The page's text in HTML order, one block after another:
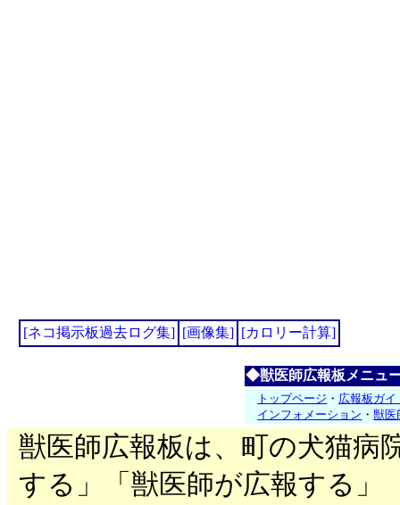
[ネコ掲示板過去ログ集] [画像集] [カロリー計算]
◆獣医師広報板メニュ
トップページ ・ 広報板ガイ
インフォメーション ・獣医
獣医師広報板は、町の犬猫病
する」「獣医師が広報する」